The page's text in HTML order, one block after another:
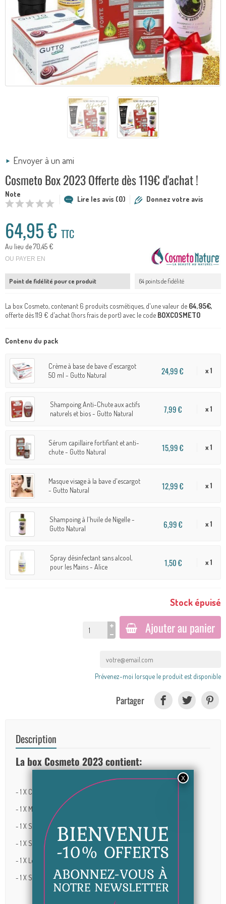
Envoyer à un ami
Cosmeto Box 2023 Offerte dès 119€ d'achat !
Note
Lire les avis (0) Donnez votre avis
64,95 € TTC
Au lieu de 70,45 €
OU PAYER EN
Point de fidélité pour ce produit 64 points de fidélité
La box Cosmeto, contenant 6 produits cosmétiques, d'une valeur de 64,95€,
offerte dès 119 € d'achat (hors frais de port) avec le code BOXCOSMETO
Contenu du pack
Crème à base de bave d'escargot
50 ml - Gutto Natural
24,99 € x 1
Shampoing Anti-Chute aux actifs
naturels et bios - Gutto Natural
7,99 € x 1
Sérum capillaire fortifiant et anti-
chute - Gutto Natural
15,99 € x 1
Masque visage à la bave d'escargot
- Gutto Natural
12,99 € x 1
Shampoing à l'huile de Nigelle -
Gutto Natural
6,99 € x 1
Spray désinfectant sans alcool,
pour les Mains - Alice
1,50 € x 1
Stock épuisé
Ajouter au panier
Prévenez-moi lorsque le produit est disponible
Partager
Description
La box Cosmeto 2023 contient:
- 1 X Crème à la bave d'escargot 50 ml - Gutto Natural
- 1 X Masque à la bave d'escargot 100 ml - Gutto Natural
- 1 X Shampoing à l'huile de nigelle 400 ml - Gutto Natural
- 1 X Shampoing anti-chute de cheveux 300 ml - Gutto Natural
- 1 X Lotion spray anti-chute de cheveux - Gutto Natural
- 1 X Spray désinfectant - Alice